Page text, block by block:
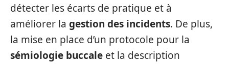
détecter les écarts de pratique et à
améliorer la gestion des incidents. De plus,
la mise en place d’un protocole pour la
sémiologie buccale et la description